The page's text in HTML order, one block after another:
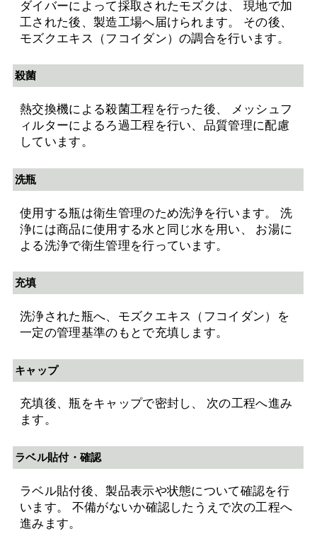
ダイバーによって採取されたモズクは、 現地で加
工された後、製造工場へ届けられます。 その後、
モズクエキス（フコイダン）の調合を行います。
殺菌
熱交換機による殺菌工程を行った後、 メッシュフ
ィルターによるろ過工程を行い、品質管理に配慮
しています。
洗瓶
使用する瓶は衛生管理のため洗浄を行います。 洗
浄には商品に使用する水と同じ水を用い、 お湯に
よる洗浄で衛生管理を行っています。
充填
洗浄された瓶へ、モズクエキス（フコイダン）を
一定の管理基準のもとで充填します。
キャップ
充填後、瓶をキャップで密封し、 次の工程へ進み
ます。
ラベル貼付・確認
ラベル貼付後、製品表示や状態について確認を行
います。 不備がないか確認したうえで次の工程へ
進みます。